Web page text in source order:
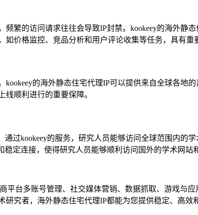
繁的访问请求往往会导致IP封禁。kookeey的海外静
价格监控、竞品分析和用户评论收集等任务，具有重
的海外静态住宅代理IP可以提供来自全球各地
顺利进行的重要保障。
过kookeey的服务，研究人员能够访问全球范围内的
定连接，使得研究人员能够顺利访问国外的学术网站
平台多账号管理、社交媒体营销、数据抓取、游戏与
究者，海外静态住宅代理IP都能为您提供稳定、高效